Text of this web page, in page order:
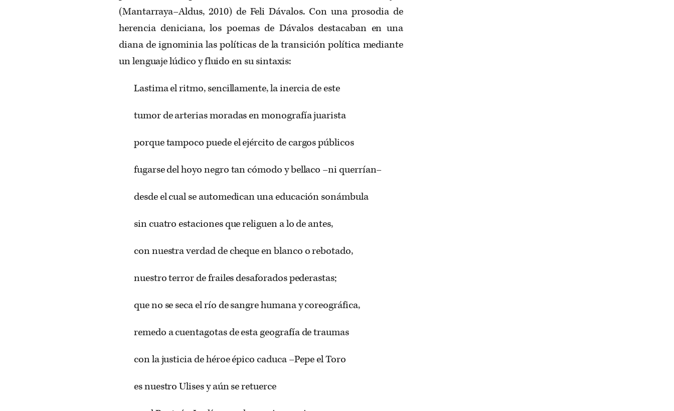
(Mantarraya–Aldus, 2010) de Feli Dávalos. Con una prosodia de
herencia deniciana, los poemas de Dávalos destacaban en una
diana de ignominia las políticas de la transición política mediante
un lenguaje lúdico y fluido en su sintaxis:
Lastima el ritmo, sencillamente, la inercia de este
tumor de arterias moradas en monografía juarista
porque tampoco puede el ejército de cargos públicos
fugarse del hoyo negro tan cómodo y bellaco –ni querrían–
desde el cual se automedican una educación sonámbula
sin cuatro estaciones que religuen a lo de antes,
con nuestra verdad de cheque en blanco o rebotado,
nuestro terror de frailes desaforados pederastas;
que no se seca el río de sangre humana y coreográfica,
remedo a cuentagotas de esta geografía de traumas
con la justicia de héroe épico caduca –Pepe el Toro
es nuestro Ulises y aún se retuerce